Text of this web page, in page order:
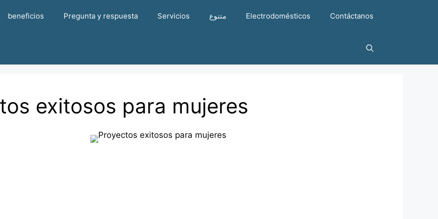
beneficios Pregunta y respuesta Servicios متنوع Electrodomésticos Contáctanos
exitosos para mujeres